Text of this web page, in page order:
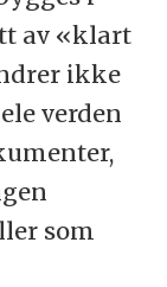
av «klart
ikke
verden
som